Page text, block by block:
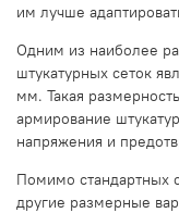
им лучше
Одним из наиболее
штукатурных сеток
мм. Такая
армирование
напряжения и
Помимо стандартных
другие размерные